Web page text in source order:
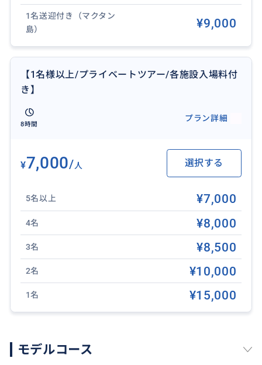
【⛪セブ島シティ観光はこのツアーだけでOK！】
セブ島の人気観光地や歴史スポットを1日でまとめて巡
ブ島の定番スポットを効率よく周れて異文化を体験で
1名送迎付き（マクタン
島）
¥9,000
【1名様以上/プライベートツアー/各施設入場料付
き】
8時間
プラン詳細
¥7,000/人 選択する
5名以上 ¥7,000
4名 ¥8,000
3名 ¥8,500
2名 ¥10,000
1名 ¥15,000
モデルコース